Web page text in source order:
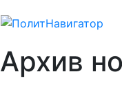
Архив